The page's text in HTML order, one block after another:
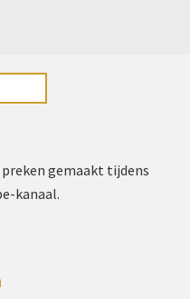
gemaakt tijdens
kanaal.